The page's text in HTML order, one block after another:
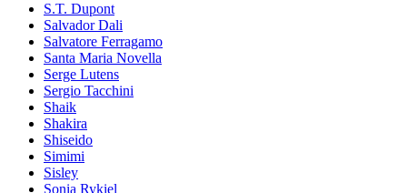
S.T. Dupont
Salvador Dali
Salvatore Ferragamo
Santa Maria Novella
Serge Lutens
Sergio Tacchini
Shaik
Shakira
Shiseido
Simimi
Sisley
Sonia Rykiel